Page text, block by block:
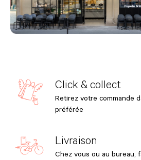
Click & collect
Retirez votre commande
préférée
Livraison
Chez vous ou au bureau,